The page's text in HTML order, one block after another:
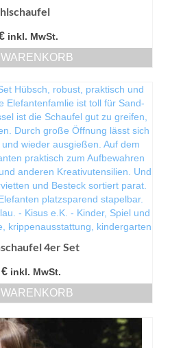
inkl. MwSt.
WARENKORB
4er Set
€ inkl. MwSt.
WARENKORB